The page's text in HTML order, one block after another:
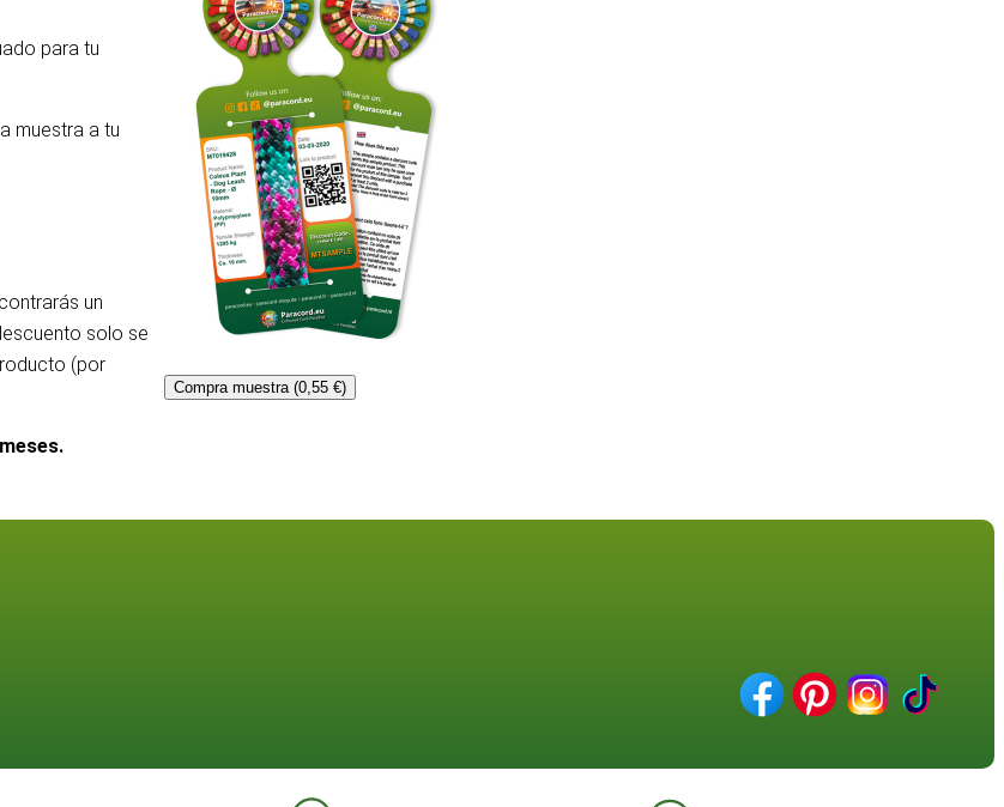
para tu
muestra a tu
un
solo se
(por
Compra muestra (0,55 €)